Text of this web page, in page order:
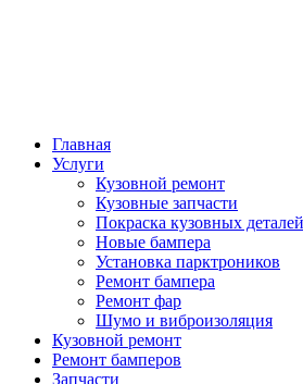
Главная
Услуги
Кузовной ремонт
Кузовные запчасти
Покраска кузовных деталей
Новые бампера
Установка парктроников
Ремонт бампера
Ремонт фар
Шумо и виброизоляция
Кузовной ремонт
Ремонт бамперов
Запчасти